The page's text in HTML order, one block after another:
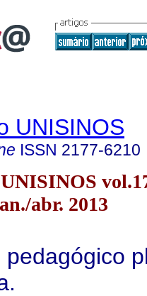
UNISINOS
ISSN 2177-6210
abr. 2013